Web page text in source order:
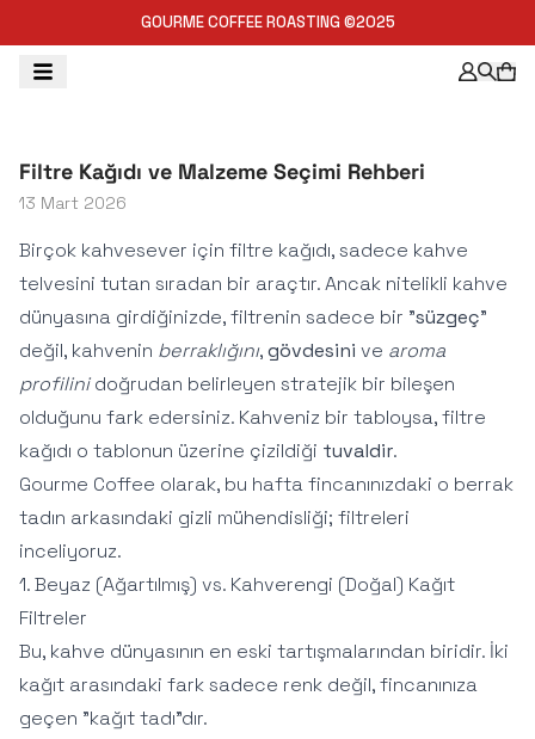
GOURME COFFEE ROASTING ©2025
Filtre Kağıdı ve Malzeme Seçimi Rehberi
13 Mart 2026
Birçok kahvesever için filtre kağıdı, sadece kahve
telvesini tutan sıradan bir araçtır. Ancak nitelikli kahve
dünyasına girdiğinizde, filtrenin sadece bir "süzgeç"
değil, kahvenin berraklığını,gövdesini ve aroma
profilinidoğrudan belirleyen stratejik bir bileşen
olduğunu fark edersiniz. Kahveniz bir tabloysa, filtre
kağıdı o tablonun üzerine çizildiği tuvaldir.
Gourme Coffee olarak, bu hafta fincanınızdaki o berrak
tadın arkasındaki gizli mühendisliği; filtreleri
inceliyoruz.
1. Beyaz (Ağartılmış) vs. Kahverengi (Doğal) Kağıt
Filtreler
Bu, kahve dünyasının en eski tartışmalarından biridir. İki
kağıt arasındaki fark sadece renk değil, fincanınıza
geçen "kağıt tadı"dır.